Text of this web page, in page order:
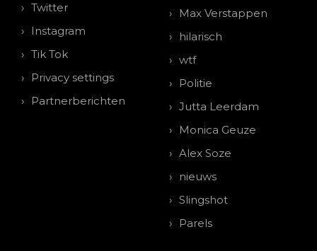
Twitter
Instagram
Tik Tok
Privacy settings
Partnerberichten
Max Verstappen
hilarisch
wtf
Politie
Jutta Leerdam
Monica Geuze
Alex Soze
nieuws
Slingshot
Parels